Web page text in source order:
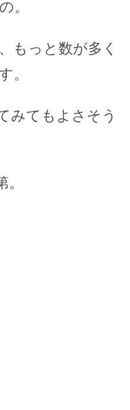
。
もっと数が多く
。
みてもよさそう